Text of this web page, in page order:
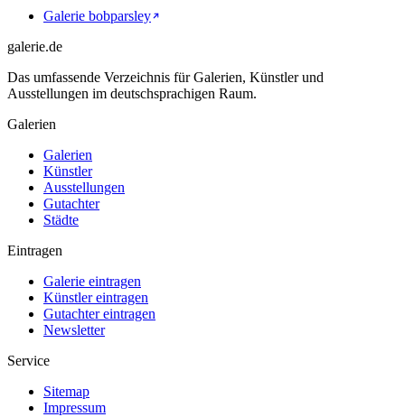
Galerie bobparsley
galerie.de
Das umfassende Verzeichnis für Galerien, Künstler und
Ausstellungen im deutschsprachigen Raum.
Galerien
Galerien
Künstler
Ausstellungen
Gutachter
Städte
Eintragen
Galerie eintragen
Künstler eintragen
Gutachter eintragen
Newsletter
Service
Sitemap
Impressum